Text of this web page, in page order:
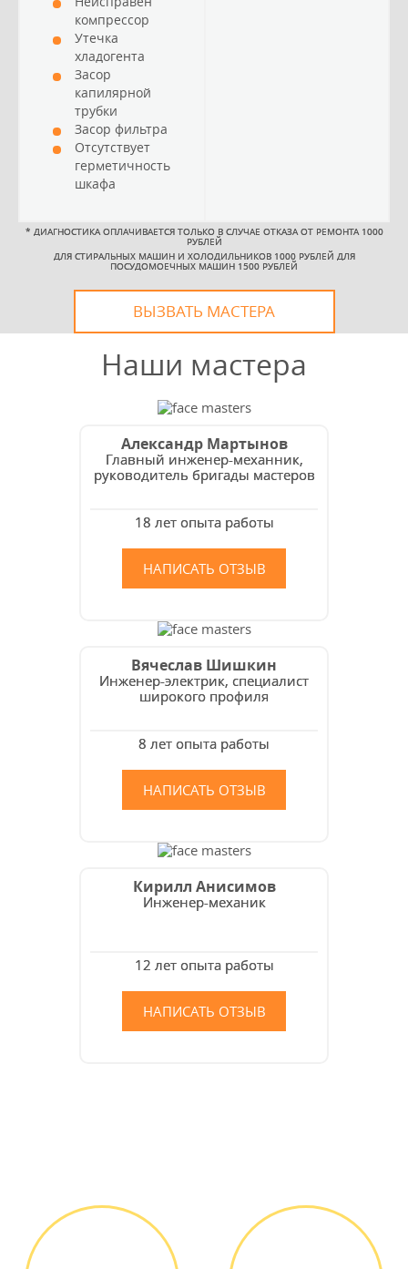
компрессор
Утечка
хладогента
Засор
капилярной
трубки
Засор фильтра
Отсутствует
герметичность
шкафа
* ДИАГНОСТИКА ОПЛАЧИВАЕТСЯ ТОЛЬКО В СЛУЧАЕ ОТКАЗА ОТ РЕМОНТА 1000
РУБЛЕЙ
ДЛЯ СТИРАЛЬНЫХ МАШИН И ХОЛОДИЛЬНИКОВ 1000 РУБЛЕЙ ДЛЯ
ПОСУДОМОЕЧНЫХ МАШИН 1500 РУБЛЕЙ
ВЫЗВАТЬ МАСТЕРА
Наши мастера
Александр Мартынов
Главный инженер-механник,
руководитель бригады мастеров
18 лет опыта работы
НАПИСАТЬ ОТЗЫВ
Вячеслав Шишкин
Инженер-электрик, специалист
широкого профиля
8 лет опыта работы
НАПИСАТЬ ОТЗЫВ
Кирилл Анисимов
Инженер-механик
12 лет опыта работы
НАПИСАТЬ ОТЗЫВ